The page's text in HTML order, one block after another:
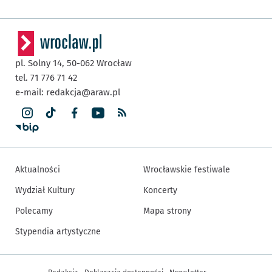
pl. Solny 14, 50-062 Wrocław
tel. 71 776 71 42
e-mail: redakcja@araw.pl
Aktualności
Wydział Kultury
Polecamy
Stypendia artystyczne
Wrocławskie festiwale
Koncerty
Mapa strony
Inne informacje